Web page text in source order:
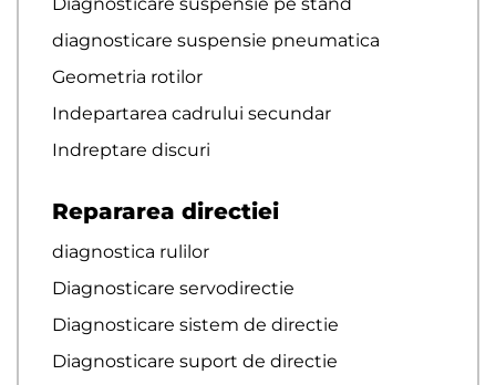
diagnosticare suspensie pneumatica
Geometria rotilor
Indepartarea cadrului secundar
Indreptare discuri
Repararea directiei
diagnostica rulilor
Diagnosticare servodirectie
Diagnosticare sistem de directie
Diagnosticare suport de directie